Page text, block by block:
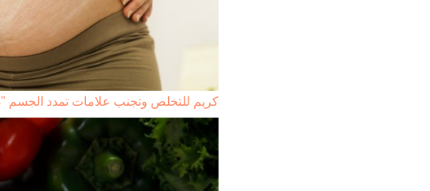
كريم للتخلص وتجنب علامات تمدد الجسم "stretch marks"…